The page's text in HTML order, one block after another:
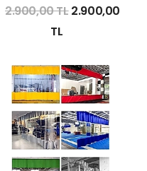
2.900,00 TL2.900,00
TL